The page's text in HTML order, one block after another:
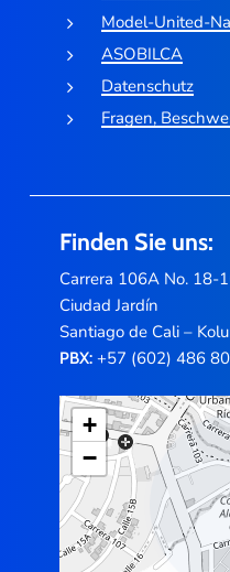
Model-United-
ASOBILCA
Datenschutz
Fragen,
Finden Sie uns:
Carrera 106A No. 18-
Ciudad Jardín
Santiago de Cali –
PBX:+57 (602) 486
+
−